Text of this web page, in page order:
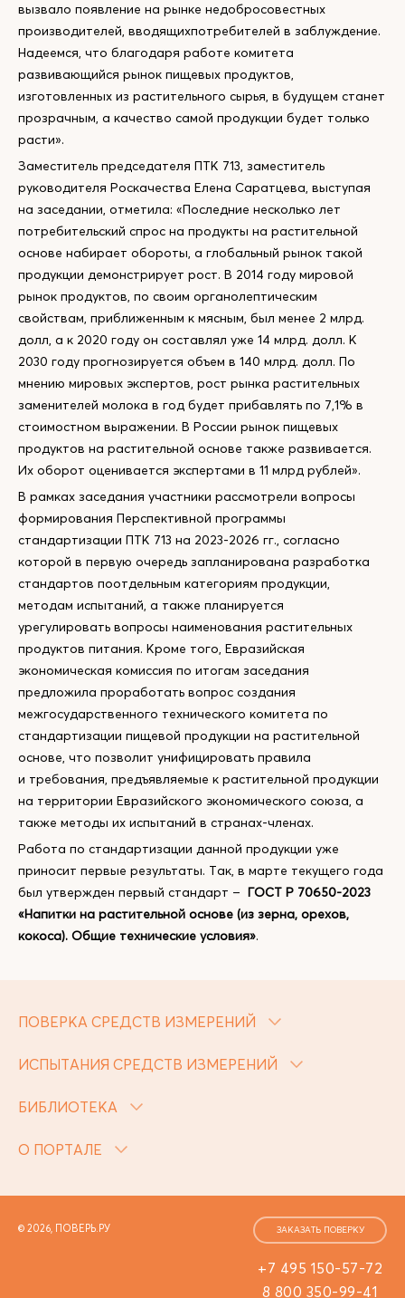
вызвало появление на рынке недобросовестных
производителей, вводящихпотребителей в заблуждение.
Надеемся, что благодаря работе комитета
развивающийся рынок пищевых продуктов,
изготовленных из растительного сырья, в будущем станет
прозрачным, а качество самой продукции будет только
расти».
Заместитель председателя ПТК 713, заместитель
руководителя Роскачества Елена Саратцева, выступая
на заседании, отметила: «Последние несколько лет
потребительский спрос на продукты на растительной
основе набирает обороты, а глобальный рынок такой
продукции демонстрирует рост. В 2014 году мировой
рынок продуктов, по своим органолептическим
свойствам, приближенным к мясным, был менее 2 млрд.
долл, а к 2020 году он составлял уже 14 млрд. долл. К
2030 году прогнозируется объем в 140 млрд. долл. По
мнению мировых экспертов, рост рынка растительных
заменителей молока в год будет прибавлять по 7,1% в
стоимостном выражении. В России рынок пищевых
продуктов на растительной основе также развивается.
Их оборот оценивается экспертами в 11 млрд рублей».
В рамках заседания участники рассмотрели вопросы
формирования Перспективной программы
стандартизации ПТК 713 на 2023-2026 гг., согласно
которой в первую очередь запланирована разработка
стандартов поотдельным категориям продукции,
методам испытаний, а также планируется
урегулировать вопросы наименования растительных
продуктов питания. Кроме того, Евразийская
экономическая комиссия по итогам заседания
предложила проработать вопрос создания
межгосударственного технического комитета по
стандартизации пищевой продукции на растительной
основе, что позволит унифицировать правила
и требования, предъявляемые к растительной продукции
на территории Евразийского экономического союза, а
также методы их испытаний в странах-членах.
Работа по стандартизации данной продукции уже
приносит первые результаты. Так, в марте текущего года
был утвержден первый стандарт – ГОСТ Р 70650-2023
«Напитки на растительной основе (из зерна, орехов,
кокоса). Общие технические условия».
ПОВЕРКА СРЕДСТВ ИЗМЕРЕНИЙ
ИСПЫТАНИЯ СРЕДСТВ ИЗМЕРЕНИЙ
БИБЛИОТЕКА
О ПОРТАЛЕ
© 2026, ПОВЕРЬ.РУ
+7 495 150-57-72
8 800 350-99-41
ЗАКАЗАТЬ ПОВЕРКУ